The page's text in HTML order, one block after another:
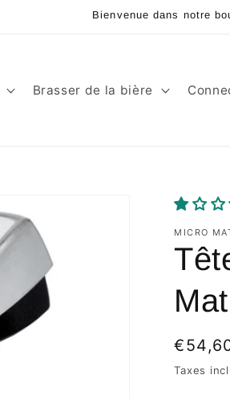
Bienvenue dans notre
Brasser de la bière
MICRO
Prix
Taxes